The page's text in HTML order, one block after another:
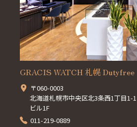
GRACIS WATCH 札幌 Dutyfree
〒060-0003
北海道札幌市中央区北3条西1丁目1-
ビル1F
011-219-0889